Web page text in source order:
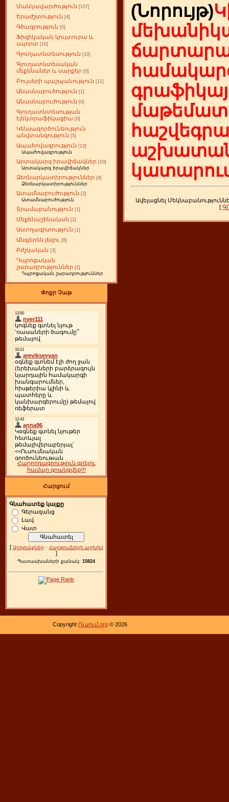
Մանկավարժություն [157]
Երաժշտություն [4]
Գծագրություն [0]
Ֆիզիկական կուլտուրա և
սպորտ [10]
Գյուղատնտեսություն [10]
Գյուղատնտեսական
մեքենաներ և սարքեր [0]
Բույսերի պաշպանություն [11]
Անասնաբուծություն [1]
Անասնաբուժություն [0]
Գյուղատնտեսության
էլեկտրաֆիկացիա [0]
Կենսագործունեություն
անվտանգություն [5]
Ապահովագրություն [13]
Ապահովագրություն
Արտակարգ իրավիճակներ [10]
Արտակարգ իրավիճակներ
Ձեռնարկատիրություններ [4]
Ձեռնարկատիրություններ
Ատամնաբուժություն [2]
Ատամնաբուժություն
Տրամաբանություն [1]
Մեքենաշինական [2]
Աստղագիտություն [1]
Անգլերեն լեզու [8]
Բժշկական [3]
Դպրոցական
շարադրություններ [1]
Դպրոցական շարադրություններ
Փոքր Չաթ
Հաղորդագրություն գրելու
համար գրանցվեք!!!
Հարցում
Գնահատեք կայքը
Գերազանց
Լավ
Վատ
[ Արդյունքներ · Հարցումների արխիվ
]
Պատասխաների քանակ: 15824
(Նորույթ)
Ավելացնել
[
Copyright Ուսում.org © 2026